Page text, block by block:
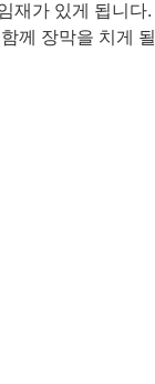
재가 있게 됩니다.
께 장막을 치게 될